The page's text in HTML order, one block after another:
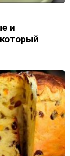
и